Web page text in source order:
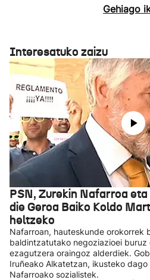
Gehiago
Interesatuko zaizu
PSN, Zurekin Nafarroa eta
die Geroa Baiko Koldo
heltzeko
Nafarroan, hauteskunde orokorrek
baldintzatutako negoziazioei
ezagutzera oraingoz alderdiek.
Iruñeako Alkatetzan, ikusteko
Nafarroako sozialistek.